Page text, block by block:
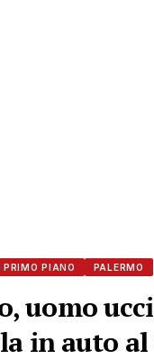
PRIMO PIANO PALERMO
uomo
in auto al